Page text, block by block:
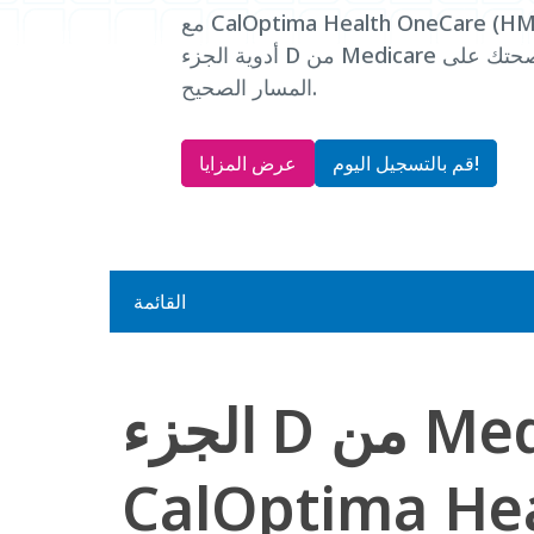
مع CalOptima Health OneCare (HMO D-SNP)، تظل تكاليف
أدوية الجزء D من Medicare منخفضة، وبالتالي تظل صحتك على
المسار الصحيح.
عرض المزايا قم بالتسجيل اليوم!
القائمة
الجزء D من Medicare و
CalOptima